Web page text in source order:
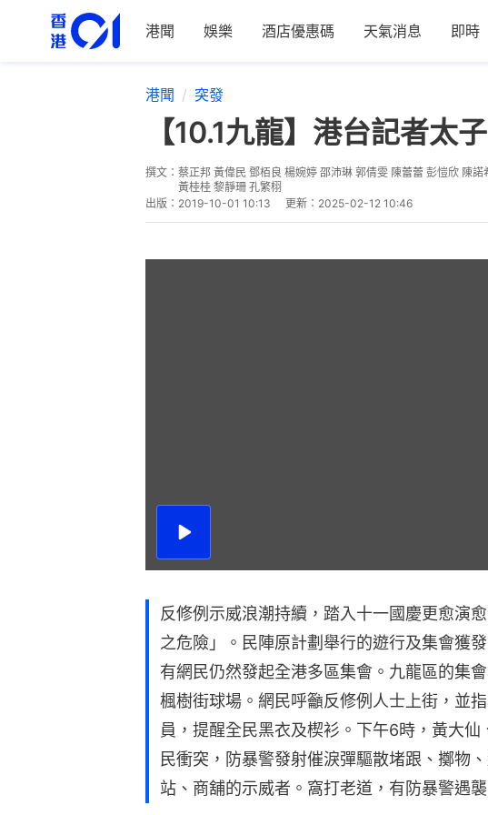
港聞 娛樂 酒店優惠碼 天氣消息 即時
港聞 突發
【10.1九龍】港台記者
撰文： 蔡正邦 黃偉民 鄧栢良 楊婉婷 邵沛琳 郭倩雯 陳蕾蕾 彭愷欣 陳
黃桂桂 黎靜珊 孔繁栩
出版： 2019-10-01 10:13 更新： 2025-02-12 10:46
播
反修例示威浪潮持續，踏入十一國慶更愈演
之危險」。民陣原計劃舉行的遊行及集會獲
有網民仍然發起全港多區集會。九龍區的集
楓樹街球場。網民呼籲反修例人士上街，並
員，提醒全民黑衣及楔衫。下午6時，黃大
民衝突，防暴警發射催淚彈驅散堵跟、擲物
站、商舖的示威者。窩打老道，有防暴警遇